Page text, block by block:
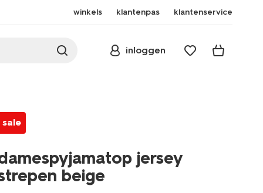
winkels klantenpas klantenservice
inloggen
sale
jersey
beige